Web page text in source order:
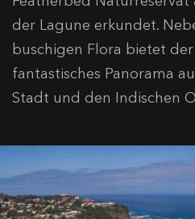
der Lagune erkundet.
buschigen Flora bietet
fantastisches Panorama
Stadt und den Indischen